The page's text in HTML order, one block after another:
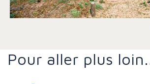
Pour aller plus